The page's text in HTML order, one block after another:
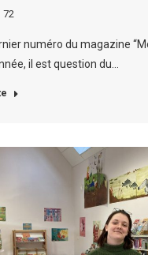
72
numéro du magazine
il est question du…